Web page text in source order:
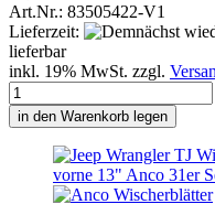
Art.Nr.: 83505422-V1
Lieferzeit:
lieferbar
inkl. 19% MwSt. zzgl.
in den Warenkorb legen